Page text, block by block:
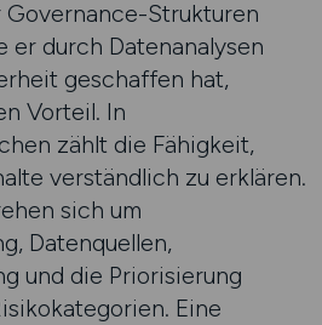
Strukturen
er durch Datenanalysen
geschaffen hat,
Vorteil. In
zählt die Fähigkeit,
verständlich zu erklären.
sich um
Datenquellen,
und die Priorisierung
Eine